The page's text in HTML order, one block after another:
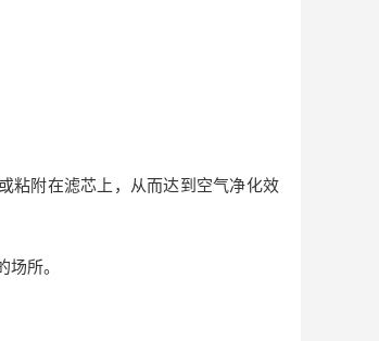
粘附在滤芯上，从而达到空气净化效
所。